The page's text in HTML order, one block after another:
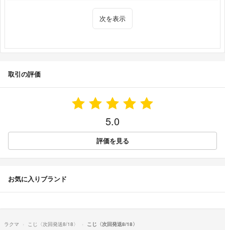
次を表示
取引の評価
5.0
評価を見る
お気に入りブランド
ラクマ こじ〈次回発送8/18〉 こじ〈次回発送8/18〉